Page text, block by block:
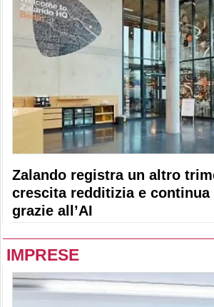
Zalando registra un altro
crescita redditizia e continua
grazie all’AI
IMPRESE